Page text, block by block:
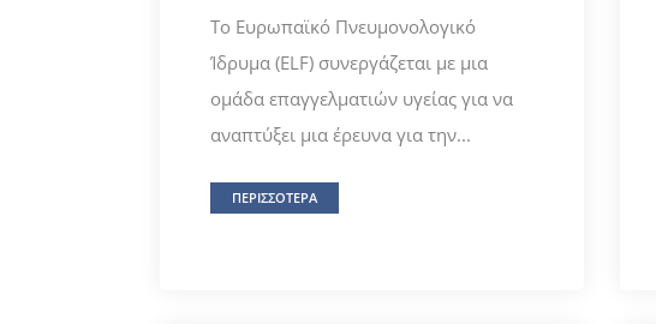
Το Ευρωπαϊκό Πνευμονολογικό
Ίδρυμα (ELF) συνεργάζεται με μια
ομάδα επαγγελματιών υγείας για να
αναπτύξει μια έρευνα για την...
ΠΕΡΙΣΣΟΤΕΡΑ